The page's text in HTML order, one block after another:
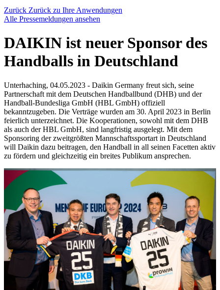
Zurück Zurück zu Ihre Anwendungen
Alle Pressemeldungen ansehen
DAIKIN ist neuer Sponsor des
Handballs in Deutschland
Unterhaching, 04.05.2023 - Daikin Germany freut sich, seine
Partnerschaft mit dem Deutschen Handballbund (DHB) und der
Handball-Bundesliga GmbH (HBL GmbH) offiziell
bekanntzugeben. Die Verträge wurden am 30. April 2023 in Berlin
feierlich unterzeichnet. Die Kooperationen, sowohl mit dem DHB
als auch der HBL GmbH, sind langfristig ausgelegt. Mit dem
Sponsoring der zweitgrößten Mannschaftssportart in Deutschland
will Daikin dazu beitragen, den Handball in all seinen Facetten aktiv
zu fördern und gleichzeitig ein breites Publikum ansprechen.